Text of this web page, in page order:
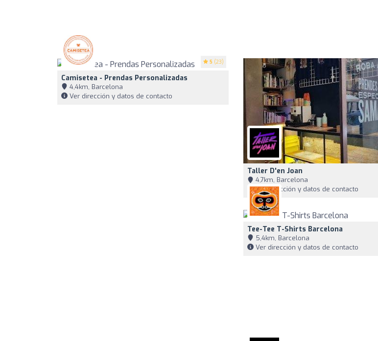
5 (23)
Camisetea - Prendas Personalizadas
4,4km, Barcelona
Ver dirección y datos de contacto
Taller D'en Joan
4,7km, Barcelona
Ver dirección y datos de contacto
Tee-Tee T-Shirts Barcelona
5,4km, Barcelona
Ver dirección y datos de contacto